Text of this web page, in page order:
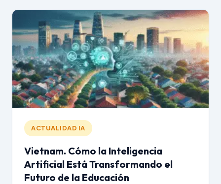
ACTUALIDAD IA
Vietnam. Cómo la Inteligencia
Artificial Está Transformando el
Futuro de la Educación